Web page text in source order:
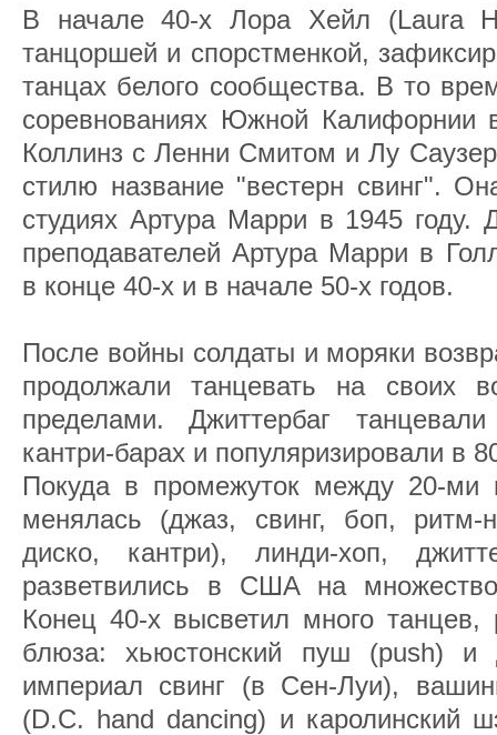
В начале 40-х Лора Хейл (Laurа
танцоршей и спорстменкой,
танцах белого сообщества. В то
соревнованиях Южной Калифорнии
Коллинз с Ленни Смитом и Лу
стилю название "вестерн свинг".
студиях Артура Марри в 1945 году.
преподавателей Артура Марри в
в конце 40-х и в начале 50-х годов.
После войны солдаты и моряки
продолжали танцевать на своих
пределами. Джиттербаг
кантри-барах и популяризировали в
Покуда в промежуток между 20-ми
менялась (джаз, свинг, боп, ритм-
диско, кантри), линди-хоп,
разветвились в США на
Конец 40-х высветил много танцев,
блюза: хьюстонский пуш (push) и
империал свинг (в Cен-Луи),
(D.C. hand dancing) и каролинский